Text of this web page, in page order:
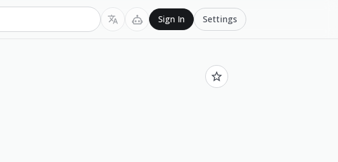
Sign In Settings